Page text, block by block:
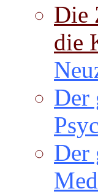
Die
die
Der
Der